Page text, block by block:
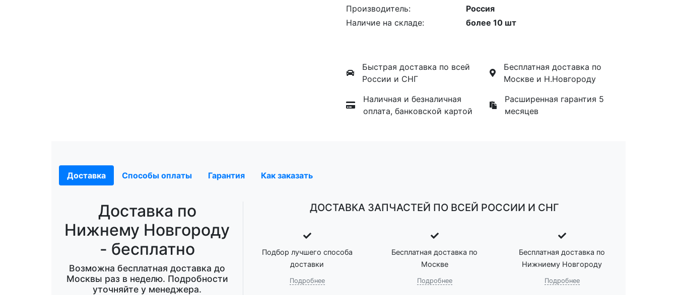
Производитель:
Россия
Наличие на складе:
более 10 шт
Быстрая доставка по всей
России и СНГ
Бесплатная доставка по
Москве и Н.Новгороду
Наличная и безналичная
оплата, банковской картой
Расширенная гарантия 5
месяцев
Доставка Способы оплаты Гарантия Как заказать
Доставка по
Нижнему Новгороду
- бесплатно
Возможна бесплатная доставка до
Москвы раз в неделю. Подробности
уточняйте у менеджера.
ДОСТАВКА ЗАПЧАСТЕЙ ПО ВСЕЙ РОССИИ И СНГ
Подбор лучшего способа
доставки
Подробнее
Бесплатная доставка по
Москве
Подробнее
Бесплатная доставка по
Нижниему Новгороду
Подробнее